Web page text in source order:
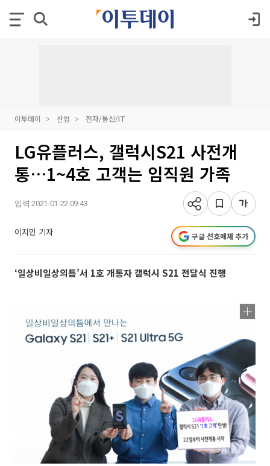
이투데이 산업 전자/통신/IT
LG유플러스, 갤럭시S21 사전개
통…1~4호 고객는 임직원 가족
입력 2021-01-22 09:43
이지민 기자 구글 선호매체 추가
‘일상비일상의틈’서 1호 개통자 갤럭시 S21 전달식 진행